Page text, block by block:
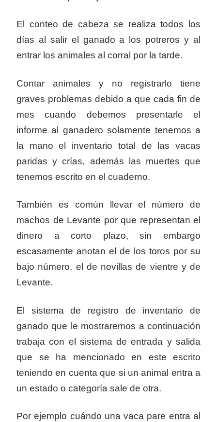
El conteo de cabeza se realiza todos los
días al salir el ganado a los potreros y al
entrar los animales al corral por la tarde.
Contar animales y no registrarlo tiene
graves problemas debido a que cada fin de
mes cuando debemos presentarle el
informe al ganadero solamente tenemos a
la mano el inventario total de las vacas
paridas y crías, además las muertes que
tenemos escrito en el cuaderno.
También es común llevar el número de
machos de Levante por que representan el
dinero a corto plazo, sin embargo
escasamente anotan el de los toros por su
bajo número, el de novillas de vientre y de
Levante.
El sistema de registro de inventario de
ganado que le mostraremos a continuación
trabaja con el sistema de entrada y salida
que se ha mencionado en este escrito
teniendo en cuenta que si un animal entra a
un estado o categoría sale de otra.
Por ejemplo cuándo una vaca pare entra al